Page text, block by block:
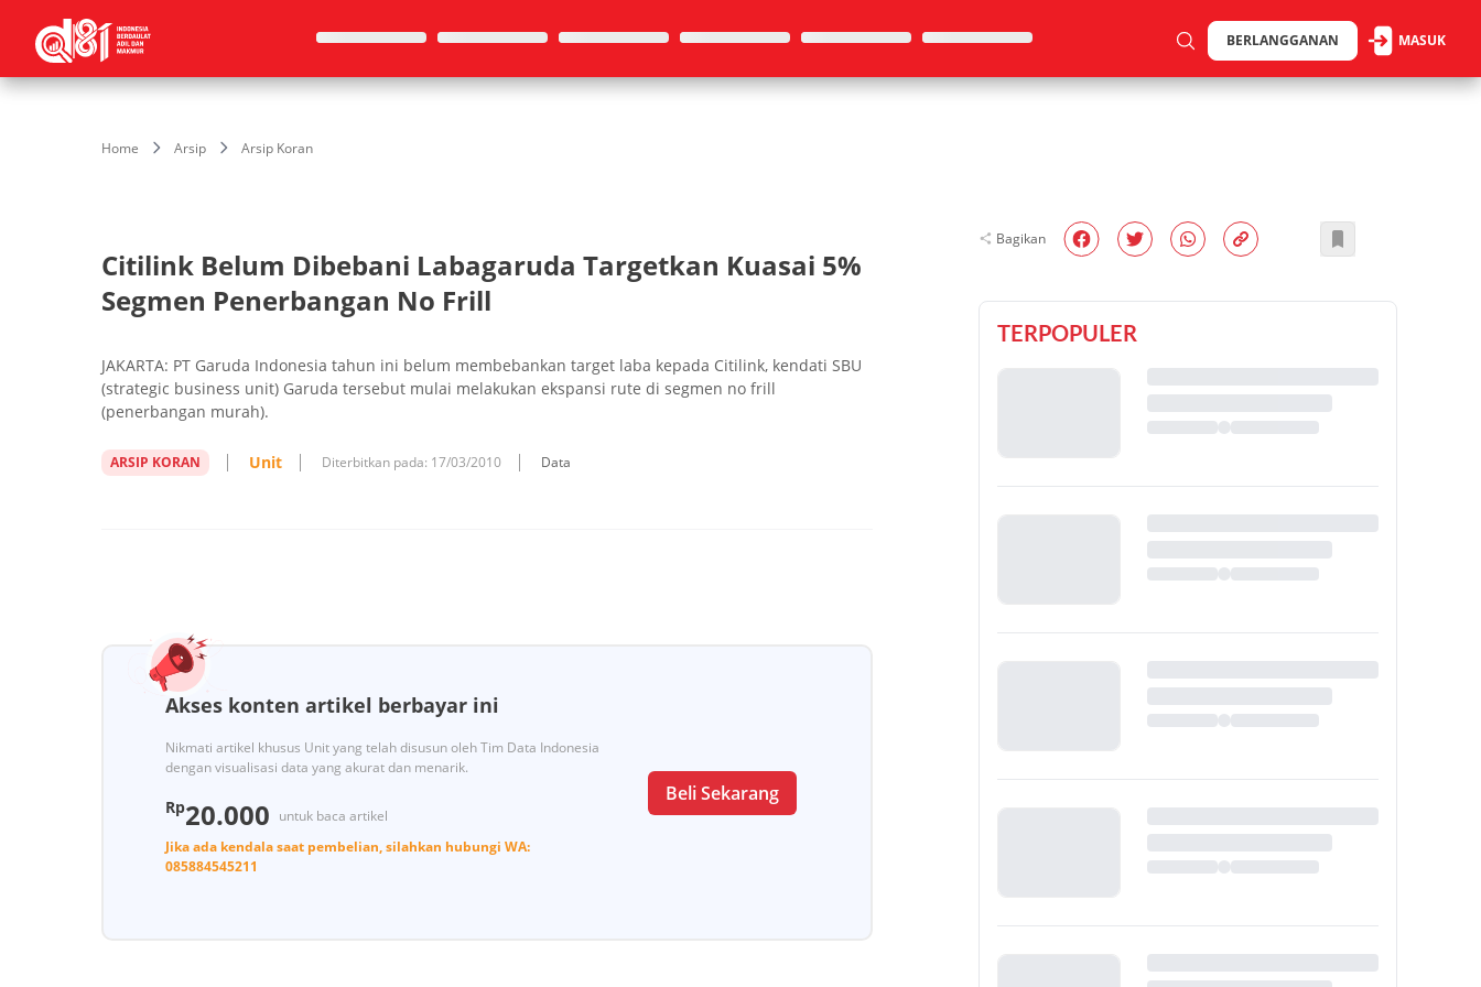
BERLANGGANAN MASUK
Home Arsip Arsip Koran
Citilink Belum Dibebani Labagaruda Targetkan Kuasai 5%
Segmen Penerbangan No Frill
JAKARTA: PT Garuda Indonesia tahun ini belum membebankan target laba kepada Citilink, kendati SBU
(strategic business unit) Garuda tersebut mulai melakukan ekspansi rute di segmen no frill
(penerbangan murah).
ARSIP KORAN Unit Diterbitkan pada: 17/03/2010 Data
Akses konten artikel berbayar ini
Nikmati artikel khusus Unit yang telah disusun oleh Tim Data Indonesia
dengan visualisasi data yang akurat dan menarik.
Rp20.000 untuk baca artikel
Jika ada kendala saat pembelian, silahkan hubungi WA:
085884545211
Beli Sekarang
Bagikan
TERPOPULER